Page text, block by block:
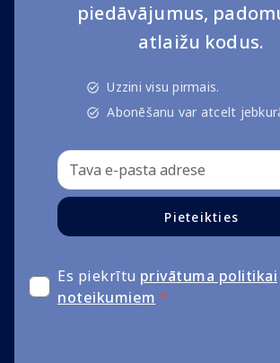
piedāvājumus,
atlaižu kodus.
Uzzini visu pirmais.
Abonēšanu var atcelt
Pieteikties
Es piekrītu privātuma politikai
noteikumiem *